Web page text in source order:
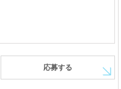
応募する